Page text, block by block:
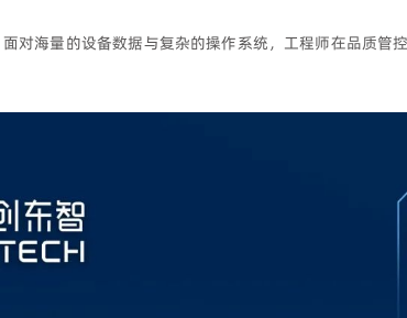
对海量的设备数据与复杂的操作系统，工程师在品质管